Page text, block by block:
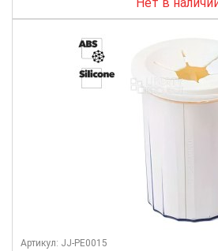
Артикул: JJ-PE0015